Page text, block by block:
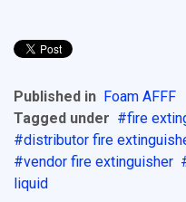
Published in Foam AFFF
Tagged under
fire
distributor fire
vendor fire extinguisher
liquid